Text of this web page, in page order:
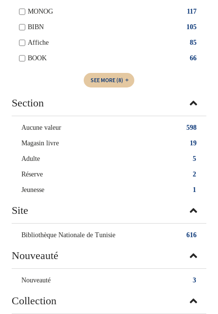
117
MONOG
105
BIBN
85
Affiche
66
BOOK
SEE MORE (8)
Section
598
Aucune valeur
19
Magasin livre
5
Adulte
2
Réserve
1
Jeunesse
Site
616
Bibliothèque Nationale de Tunisie
Nouveauté
3
Nouveauté
Collection